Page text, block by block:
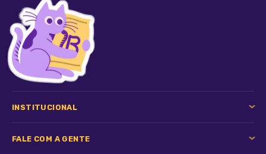
INSTITUCIONAL
FALE COM A GENTE